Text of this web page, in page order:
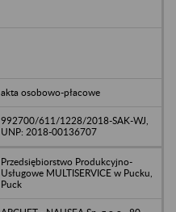
akta osobowo-płacowe
992700/611/1228/2018-SAK-WJ,
UNP: 2018-00136707
Przedsiębiorstwo Produkcyjno-
Usługowe MULTISERVICE w Pucku,
Puck